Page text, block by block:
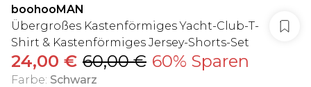
boohooMAN
Übergroßes Kastenförmiges Yacht-Club-T-
Shirt & Kastenförmiges Jersey-Shorts-Set
24,00 € 60,00 € 60% Sparen
Farbe: Schwarz